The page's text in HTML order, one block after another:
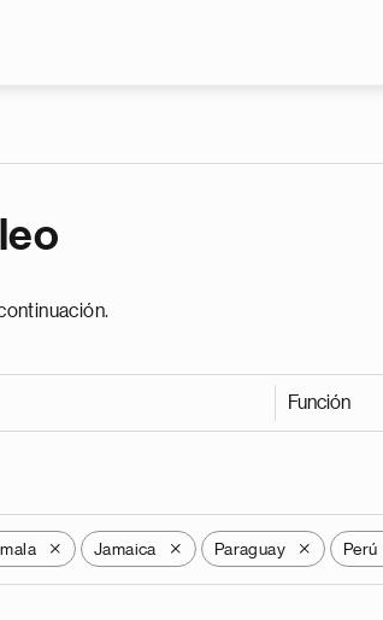
Función
X Jamaica X Paraguay X Perú